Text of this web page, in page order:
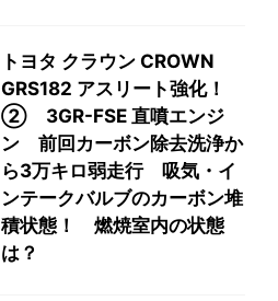
トヨタ クラウン CROWN
GRS182 アスリート強化！
② 3GR-FSE 直噴エンジ
ン 前回カーボン除去洗浄か
ら3万キロ弱走行 吸気・イ
ンテークバルブのカーボン堆
積状態！ 燃焼室内の状態
は？